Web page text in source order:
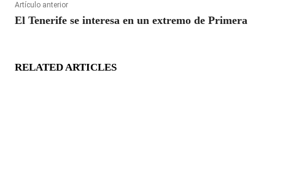
Artículo anterior
El Tenerife se interesa en un extremo de Primera
RELATED ARTICLES